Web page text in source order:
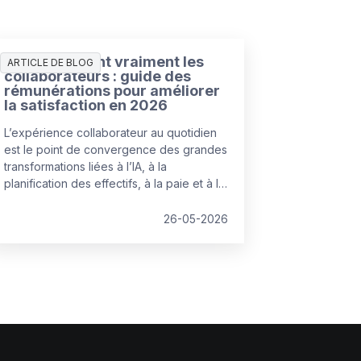
ARTICLE DE BLOG
Ce que veulent vraiment les
collaborateurs : guide des
rémunérations pour améliorer
la satisfaction en 2026
L’expérience collaborateur au quotidien
est le point de convergence des grandes
transformations liées à l’IA, à la
planification des effectifs, à la paie et à la
26-05-2026